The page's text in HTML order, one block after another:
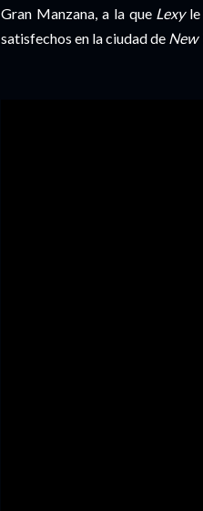
Gran Manzana, a la que Lexy
satisfechos en la ciudad de New